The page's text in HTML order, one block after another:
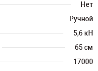
Нет
Ручной
5,6 кН
65 см
17000